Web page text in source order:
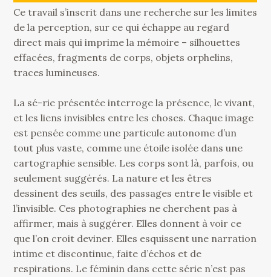
Ce travail s’inscrit dans une recherche sur les limites
de la perception, sur ce qui échappe au regard
direct mais qui imprime la mémoire – silhouettes
effacées, fragments de corps, objets orphelins,
traces lumineuses.
La sé-rie présentée interroge la présence, le vivant,
et les liens invisibles entre les choses. Chaque image
est pensée comme une particule autonome d’un
tout plus vaste, comme une étoile isolée dans une
cartographie sensible. Les corps sont là, parfois, ou
seulement suggérés. La nature et les êtres
dessinent des seuils, des passages entre le visible et
l’invisible. Ces photographies ne cherchent pas à
affirmer, mais à suggérer. Elles donnent à voir ce
que l’on croit deviner. Elles esquissent une narration
intime et discontinue, faite d’échos et de
respirations. Le féminin dans cette série n’est pas